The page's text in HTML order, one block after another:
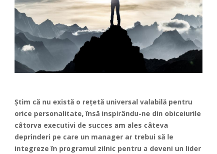
Știm că nu există o rețetă universal valabilă pentru
orice personalitate, însă inspirându-ne din obiceiurile
câtorva executivi de succes am ales câteva
deprinderi pe care un manager ar trebui să le
integreze în programul zilnic pentru a deveni un lider